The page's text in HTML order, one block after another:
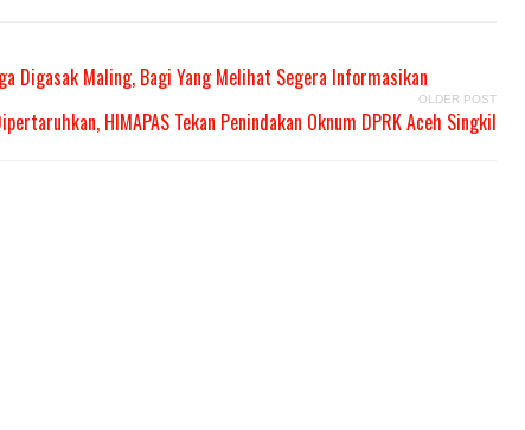
Digasak Maling, Bagi Yang Melihat Segera Informasikan
OLDER POST
HIMAPAS Tekan Penindakan Oknum DPRK Aceh Singkil